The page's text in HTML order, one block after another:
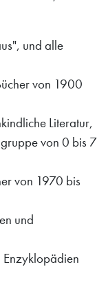
und alle
von 1900
Literatur,
von 0 bis 7
von 1970 bis
und
Enzyklopädien